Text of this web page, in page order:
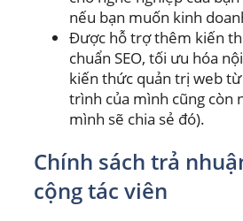
nếu bạn muốn kinh
Được hỗ trợ thêm kiến
chuẩn SEO, tối ưu hóa
kiến thức quản trị web
trình của mình cũng còn
mình sẽ chia sẻ đó).
Chính sách trả
cộng tác viên